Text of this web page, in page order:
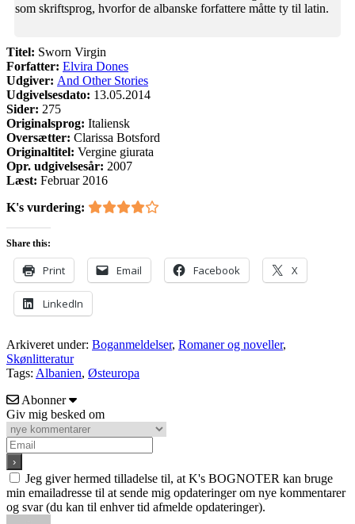
som skriftsprog, hvorfor de albanske forfattere måtte ty til latin.
Titel: Sworn Virgin
Forfatter: Elvira Dones
Udgiver: And Other Stories
Udgivelsesdato: 13.05.2014
Sider: 275
Originalsprog: Italiensk
Oversætter: Clarissa Botsford
Originaltitel: Vergine giurata
Opr. udgivelsesår: 2007
Læst: Februar 2016
K's vurdering:
Share this:
Print Email Facebook X
LinkedIn
Arkiveret under: Boganmeldelser, Romaner og noveller,
Skønlitteratur
Tags: Albanien, Østeuropa
Abonner
Giv mig besked om
Jeg giver hermed tilladelse til, at K's BOGNOTER kan bruge
min emailadresse til at sende mig opdateringer om nye kommentarer
og svar (du kan til enhver tid afmelde opdateringer).